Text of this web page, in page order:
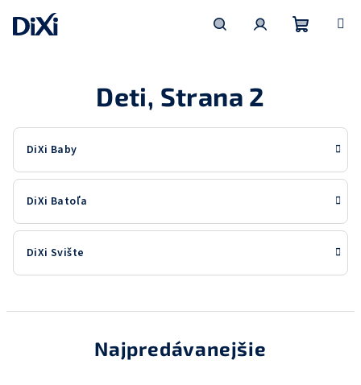
obsah
Deti, Strana 2
DiXi Baby
DiXi Batoľa
DiXi Svište
Najpredávanejšie